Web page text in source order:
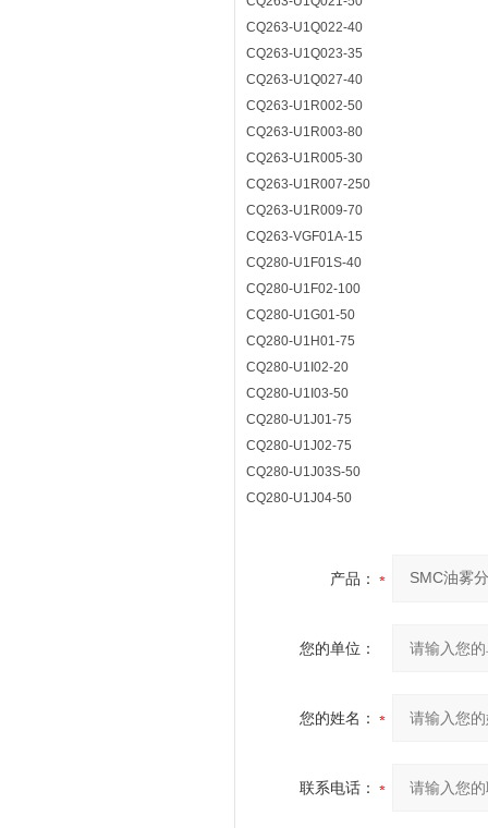
CQ263-U1Q022-40
CQ263-U1Q023-35
CQ263-U1Q027-40
CQ263-U1R002-50
CQ263-U1R003-80
CQ263-U1R005-30
CQ263-U1R007-250
CQ263-U1R009-70
CQ263-VGF01A-15
CQ280-U1F01S-40
CQ280-U1F02-100
CQ280-U1G01-50
CQ280-U1H01-75
CQ280-U1I02-20
CQ280-U1I03-50
CQ280-U1J01-75
CQ280-U1J02-75
CQ280-U1J03S-50
CQ280-U1J04-50
产品：
您的单位：
您的姓名：
联系电话：